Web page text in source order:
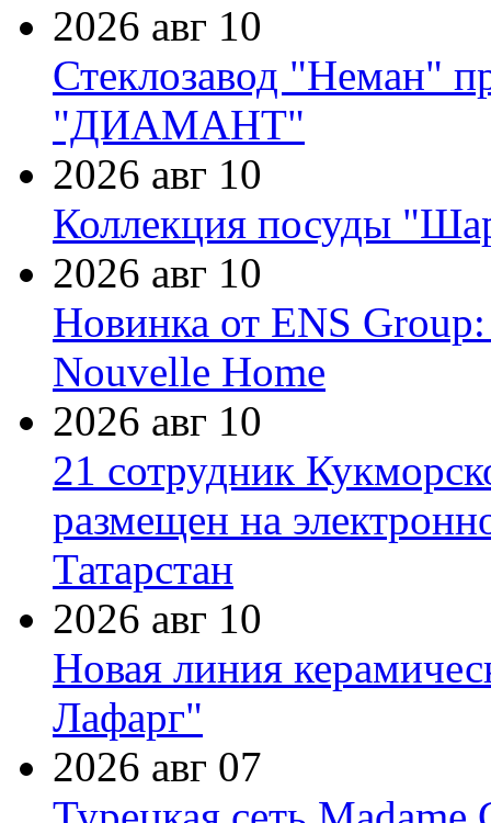
2026 авг 10
Стеклозавод "Неман"
"ДИАМАНТ"
2026 авг 10
Коллекция посуды
2026 авг 10
Новинка от ENS
Nouvelle Home
2026 авг 10
21 сотрудник
размещен на
Татарстан
2026 авг 10
Новая линия
Лафарг"
2026 авг 07